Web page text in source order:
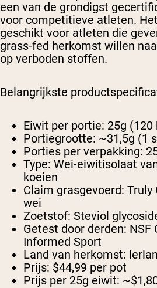
een van de grondigst
voor competitieve atleten.
geschikt voor atleten die
grass-fed herkomst willen
op verboden stoffen.
Belangrijkste
Eiwit per portie: 25g (120
Portiegrootte: ~31,5g (1
Porties per verpakking:
Type: Wei-eiwitisolaat
koeien
Claim grasgevoerd: Truly
wei
Zoetstof: Steviol
Getest door derden: NSF
Informed Sport
Land van herkomst:
Prijs: $44,99 per pot
Prijs per 25g eiwit: